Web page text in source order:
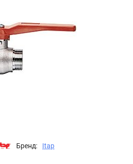
Бренд: Itap